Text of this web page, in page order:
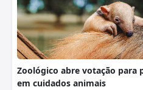
Zoológico abre votação para
em cuidados animais